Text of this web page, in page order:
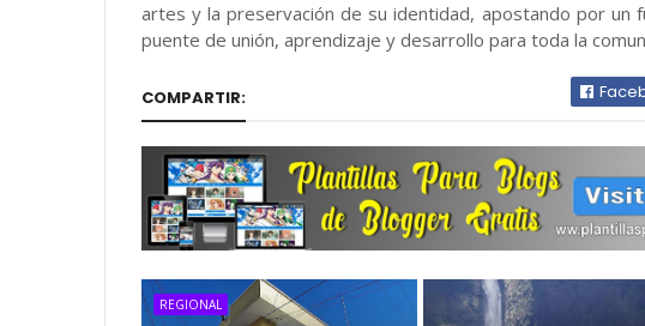
artes y la preservación de su identidad, apostando por un
puente de unión, aprendizaje y desarrollo para toda la
COMPARTIR:
REGIONAL